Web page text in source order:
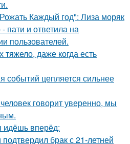
Каждый год": Лиза моряк
пати и ответила на
пользователей.
даже когда есть
событий цепляется сильнее
говорит уверенно, мы
идёшь вперёд:
брак с 21-летней